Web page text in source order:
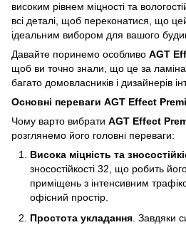
високим рівнем міцності та
всі деталі, щоб переконатися, що
ідеальним вибором для вашого
Давайте поринемо особливо AGT
щоб ви точно знали, що це за
багато домовласників і дизайнерів
Основні переваги AGT Effect
Чому варто вибрати AGT Effect
розглянемо його головні переваги:
Висока міцність та
зносостійкості 32, що робить
приміщень з інтенсивним
офісний простір.
Простота укладання . Завдяки